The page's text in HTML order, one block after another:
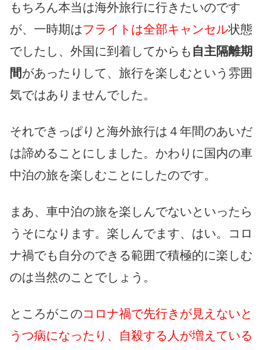
もちろん本当は海外旅行に行きたいのです
が、一時期はフライトは全部キャンセル状態
でしたし、外国に到着してからも 自主隔離期
間があったりして、旅行を楽しむという雰囲
気ではありませんでした。
それできっぱりと海外旅行は４年間のあいだ
は諦めることにしました。かわりに国内の車
中泊の旅を楽しむことにしたのです。
まあ、車中泊の旅を楽しんでないといったら
うそになります。楽しんでます、はい。コロ
ナ禍でも自分のできる範囲で積極的に楽しむ
のは当然のことでしょう。
ところがこのコロナ禍で先行きが見えないと
うつ病になったり、自殺する人が増えている